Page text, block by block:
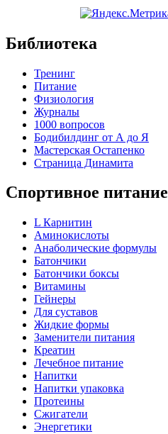
Библиотека
Тренинг
Питание
Физиология
Журналы
1000 вопросов
Бодибилдинг от А до Я
Мастерская Остапенко
Страница Динамита
Спортивное питание
L Карнитин
Аминокислоты
Анаболические формулы
Батончики
Батончики боксы
Витамины
Гейнеры
Для суставов
Жидкие формы
Заменители питания
Креатин
Лечебное питание
Напитки
Напитки упаковка
Протеины
Сжигатели
Энергетики